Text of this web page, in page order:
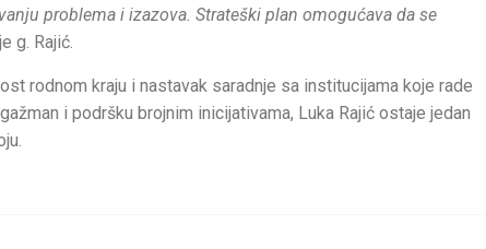
problema i izazova. Strateški plan omogućava da se
g. Rajić.
rodnom kraju i nastavak saradnje sa institucijama koje rade
i podršku brojnim inicijativama, Luka Rajić ostaje jedan